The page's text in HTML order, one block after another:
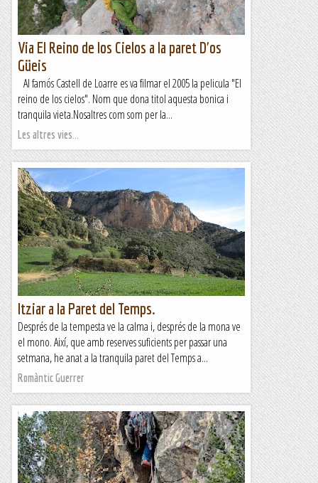
Via El Reino de los Cielos a la paret D'os
Güeis
Al famós Castell de Loarre es va filmar el 2005 la pelicula "El
reino de los cielos". Nom que dona titol aquesta bonica i
tranquila vieta.Nosaltres com som per la...
Les altres vies...
Itziar a la Paret del Temps.
Després de la tempesta ve la calma i, després de la mona ve
el mono. Així, que amb reserves suficients per passar una
setmana, he anat a la tranquila paret del Temps a...
Romàntic Guerrer